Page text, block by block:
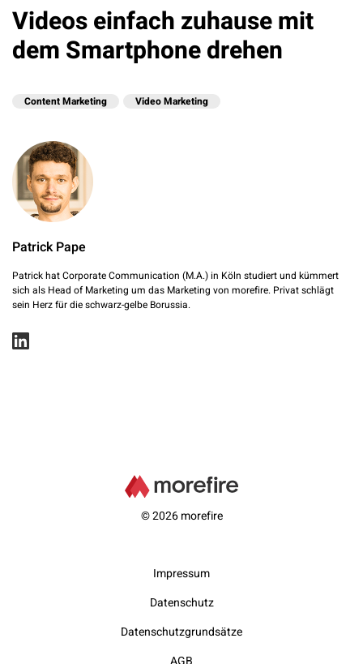
Videos einfach zuhause mit
dem Smartphone drehen
Content Marketing Video Marketing
Patrick Pape
Patrick hat Corporate Communication (M.A.) in Köln studiert und kümmert
sich als Head of Marketing um das Marketing von morefire. Privat schlägt
sein Herz für die schwarz-gelbe Borussia.
© 2026 morefire
Impressum
Datenschutz
Datenschutzgrundsätze